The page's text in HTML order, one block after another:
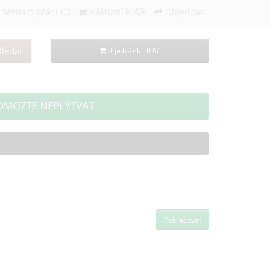
Seznam přání (0) Objednat
0 položek - 0 Kč
NEPLÝTVAT
Pokračovat